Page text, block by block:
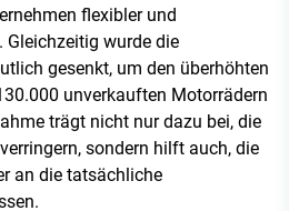
flexibler und
Gleichzeitig wurde die
gesenkt, um den überhöhten
unverkauften Motorrädern
trägt nicht nur dazu bei, die
sondern hilft auch, die
an die tatsächliche